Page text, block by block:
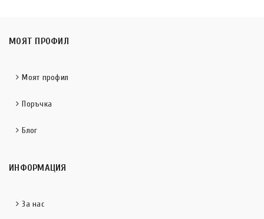
МОЯТ ПРОФИЛ
Моят профил
Поръчка
Блог
ИНФОРМАЦИЯ
За нас